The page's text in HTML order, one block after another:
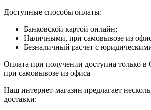
Доступные способы оплаты:
Банковской картой онлайн;
Наличными, при самовывозе из
Безналичный расчет с
Оплата при получении доступна только в
при самовывозе из офиса
Наш интернет-магазин предлагает
доставки: